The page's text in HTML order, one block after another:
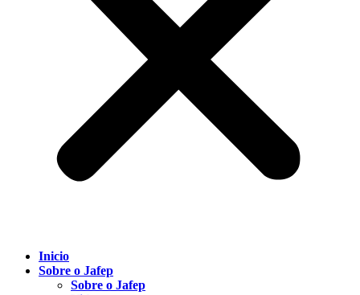
Inicio
Sobre o Jafep
Sobre o Jafep